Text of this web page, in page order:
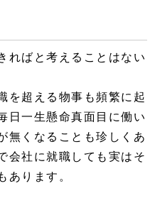
ればと考えることはない
を超える物事も頻繁に起
日一生懸命真面目に働い
無くなることも珍しくあ
会社に就職しても実はそ
あります。